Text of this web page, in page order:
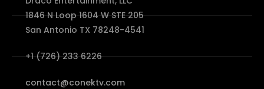
1846 N Loop 1604 W STE 205
San Antonio TX 78248-4541
+1 (726) 233 6226
contact@conektv.com